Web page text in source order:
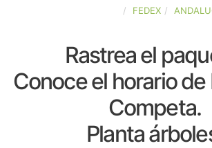
FEDEX
Rastrea el
Conoce el horario de
Competa.
Planta